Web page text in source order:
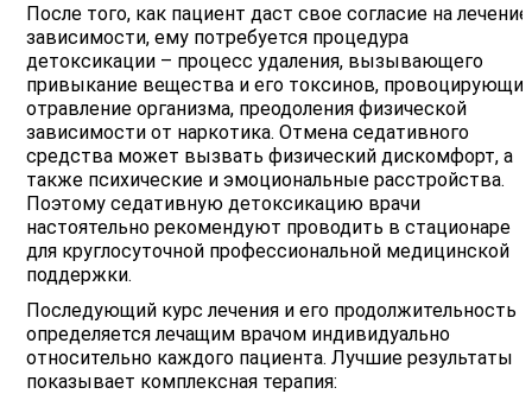
После того, как пациент даст свое согласие на лечение
зависимости, ему потребуется процедура
детоксикации – процесс удаления, вызывающего
привыкание вещества и его токсинов, провоцирующих
отравление организма, преодоления физической
зависимости от наркотика. Отмена седативного
средства может вызвать физический дискомфорт, а
также психические и эмоциональные расстройства.
Поэтому седативную детоксикацию врачи
настоятельно рекомендуют проводить в стационаре
для круглосуточной профессиональной медицинской
поддержки.
Последующий курс лечения и его продолжительность
определяется лечащим врачом индивидуально
относительно каждого пациента. Лучшие результаты
показывает комплексная терапия: